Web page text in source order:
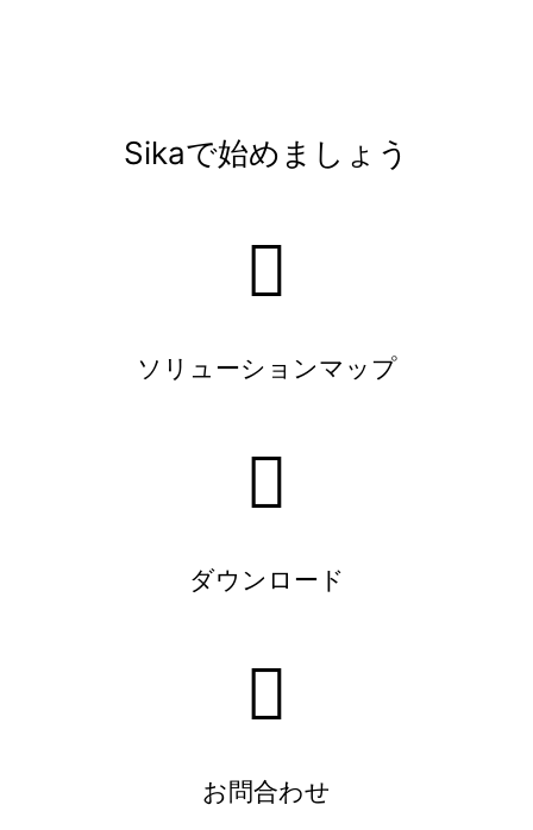
Sikaで始めましょう
ソリューションマップ
ダウンロード
お問合わせ